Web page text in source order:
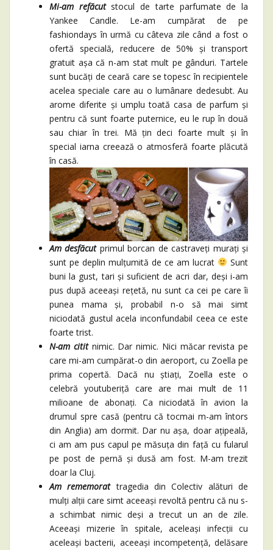
Mi-am refăcutstocul de tarte parfumate de la
Yankee Candle. Le-am cumpărat de pe
fashiondays în urmă cu câteva zile când a fost o
ofertă specială, reducere de 50% și transport
gratuit așa că n-am stat mult pe gânduri. Tartele
sunt bucăți de ceară care se topesc în recipientele
acelea speciale care au o lumânare dedesubt. Au
arome diferite și umplu toată casa de parfum și
pentru că sunt foarte puternice, eu le rup în două
sau chiar în trei. Mă țin deci foarte mult și în
special iarna creează o atmosferă foarte plăcută
în casă.
Am desfăcutprimul borcan de castraveți murați și
sunt pe deplin mulțumită de ce am lucrat
Sunt
buni la gust, tari și suficient de acri dar, deși i-am
pus după aceeași rețetă, nu sunt ca cei pe care îi
punea mama și, probabil n-o să mai simt
niciodată gustul acela inconfundabil ceea ce este
foarte trist.
N-am cititnimic. Dar nimic. Nici măcar revista pe
care mi-am cumpărat-o din aeroport, cu Zoella pe
prima copertă. Dacă nu știați, Zoella este o
celebră youtuberiță care are mai mult de 11
milioane de abonați. Ca niciodată în avion la
drumul spre casă (pentru că tocmai m-am întors
din Anglia) am dormit. Dar nu așa, doar ațipeală,
ci am am pus capul pe măsuța din față cu fularul
pe post de pernă și dusă am fost. M-am trezit
doar la Cluj.
Am rememorat tragedia din Colectiv alături de
mulți alții care simt aceeași revoltă pentru că nu s-
a schimbat nimic deși a trecut un an de zile.
Aceeași mizerie în spitale, aceleași infecții cu
aceleași bacterii, aceeași incompetență, delăsare